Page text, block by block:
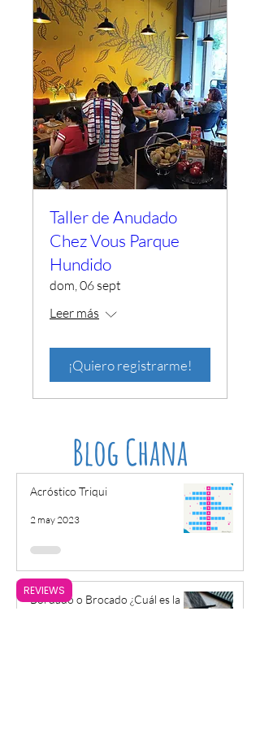
Taller de Anudado
Chez Vous Parque
Hundido
dom, 06 sept
Leer más
¡Quiero registrarme!
Blog Chana
Acróstico Triqui
2 may 2023
Bordado o Brocado ¿Cuál es la
REVIEWS